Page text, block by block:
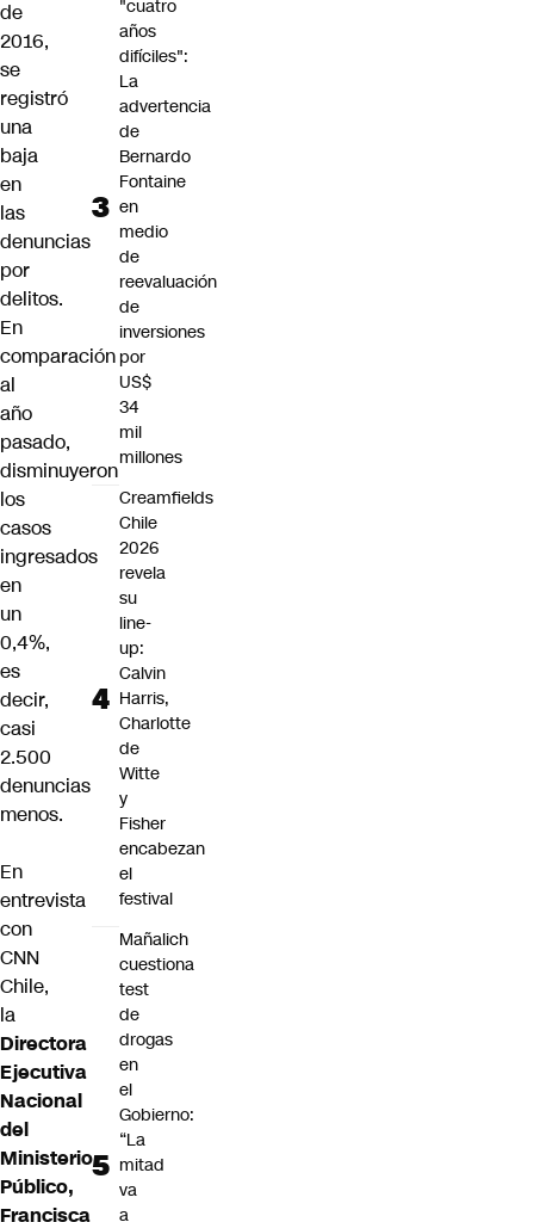
de
2016,
se
registró
una
baja
en
las
denuncias
por
delitos.
En
comparación
al
año
pasado,
disminuyeron
los
casos
ingresados
en
un
0,4%,
es
decir,
casi
2.500
denuncias
menos.
En
entrevista
con
CNN
Chile,
la
Directora
Ejecutiva
Nacional
del
Ministerio
Público,
Francisca
"cuatro
años
difíciles":
La
advertencia
de
Bernardo
Fontaine
en
medio
de
reevaluación
de
inversiones
por
US$
34
mil
millones
Creamfields
Chile
2026
revela
su
line-
up:
Calvin
Harris,
Charlotte
de
Witte
y
Fisher
encabezan
el
festival
Mañalich
cuestiona
test
de
drogas
en
el
Gobierno:
“La
mitad
va
a